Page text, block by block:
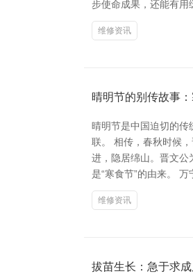
步使命成果，还能有用
维修资讯
晴明节的别传故事
晴明节是中国迫切的传
联。 相传，春秋时候
进，隐居绵山。晋文公
是“寒食节”的由来。
维修资讯
拔苗生长：急于求